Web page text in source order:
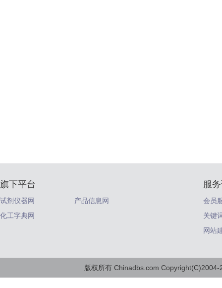
旗下平台
试剂仪器网
产品信息网
化工字典网
服
会员
关键
网站
版权所有 Chinadbs.com